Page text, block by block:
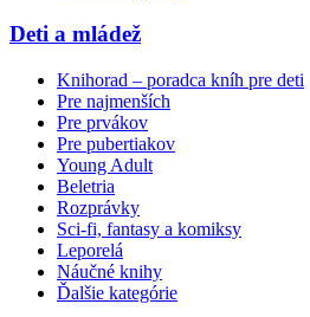
Deti a mládež
Knihorad – poradca kníh pre deti
Pre najmenších
Pre prvákov
Pre pubertiakov
Young Adult
Beletria
Rozprávky
Sci-fi, fantasy a komiksy
Leporelá
Náučné knihy
Ďalšie kategórie